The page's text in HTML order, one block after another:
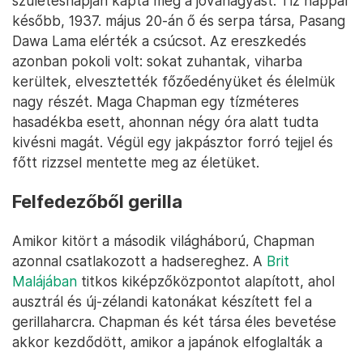
később, 1937. május 20-án ő és serpa társa, Pasang
Dawa Lama elérték a csúcsot. Az ereszkedés
azonban pokoli volt: sokat zuhantak, viharba
kerültek, elvesztették főzőedényüket és élelmük
nagy részét. Maga Chapman egy tízméteres
hasadékba esett, ahonnan négy óra alatt tudta
kivésni magát. Végül egy jakpásztor forró tejjel és
főtt rizzsel mentette meg az életüket.
Felfedezőből gerilla
Amikor kitört a második világháború, Chapman
azonnal csatlakozott a hadsereghez. A Brit
Malájában titkos kiképzőközpontot alapított, ahol
ausztrál és új-zélandi katonákat készített fel a
gerillaharcra. Chapman és két társa éles bevetése
akkor kezdődött, amikor a japánok elfoglalták a